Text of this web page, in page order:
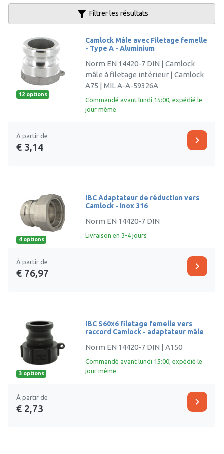
filter_alt Filtrer les résultats
12 options
Camlock Mâle avec Filetage femelle
- Type A - Aluminium
Norm EN 14420-7 DIN | Camlock
mâle à filetage intérieur | Camlock
A75 | MIL A-A-59326A
Commandé avant lundi 15:00, expédié le
jour même
À partir de
€ 3,14
chevron_right
4 options
IBC Adaptateur de réduction vers
Camlock - Inox 316
Norm EN 14420-7 DIN
Livraison en 3-4 jours
À partir de
€ 76,97
chevron_right
3 options
IBC S60x6 filetage femelle vers
raccord Camlock - adaptateur mâle
Norm EN 14420-7 DIN | A150
Commandé avant lundi 15:00, expédié le
jour même
À partir de
€ 2,73
chevron_right